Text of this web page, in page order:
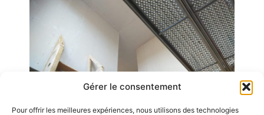
Gérer le consentement
Pour offrir les meilleures expériences, nous utilisons des technologies